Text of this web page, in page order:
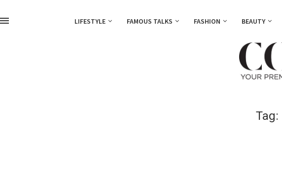
LIFESTYLE FAMOUS TALKS FASHION BEAUTY
Tag: